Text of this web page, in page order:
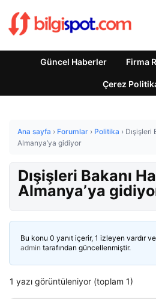
Güncel Haberler Firma
Çerez
Ana sayfa › Forumlar › Politika › Dışişleri
Almanya’ya gidiyor
Dışişleri Bakanı
Almanya’ya
Bu konu 0 yanıt içerir, 1 izleyen vardır
admin tarafından güncellenmiştir.
1 yazı görüntüleniyor (toplam 1)